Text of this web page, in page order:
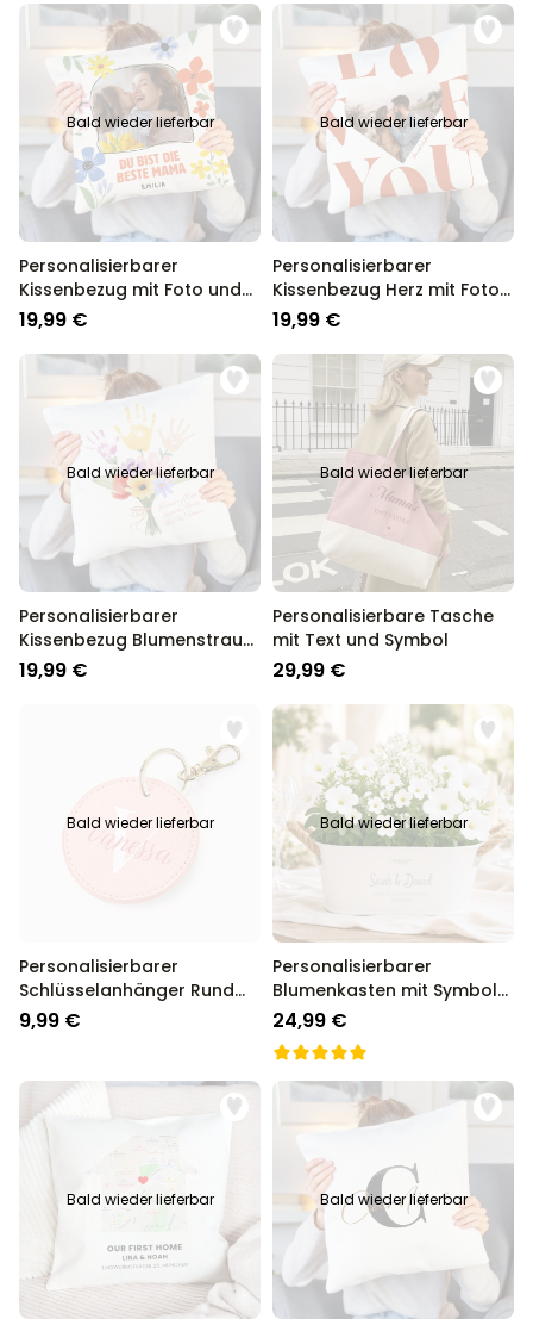
Bald wieder lieferbar
Personalisierbarer
Kissenbezug mit Foto und
Text
19,99 €
Bald wieder lieferbar
Personalisierbarer
Kissenbezug Herz mit Foto
und Text
19,99 €
Bald wieder lieferbar
Personalisierbarer
Kissenbezug Blumenstrauß
mit Handabdruck
19,99 €
Bald wieder lieferbar
Personalisierbare Tasche
mit Text und Symbol
29,99 €
Bald wieder lieferbar
Personalisierbarer
Schlüsselanhänger Rund
mit Monogramm
9,99 €
Bald wieder lieferbar
Personalisierbarer
Blumenkasten mit Symbol
und Text
24,99 €
Bald wieder lieferbar Bald wieder lieferbar